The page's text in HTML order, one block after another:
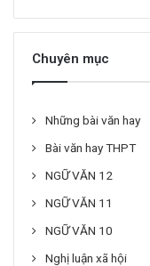
Chuyên mục
Những bài văn hay
Bài văn hay THPT
NGỮ VĂN 12
NGỮ VĂN 11
NGỮ VĂN 10
Nghị luận xã hội